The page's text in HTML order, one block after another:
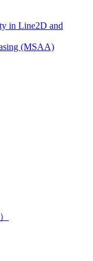
in Line2D and
(MSAA)